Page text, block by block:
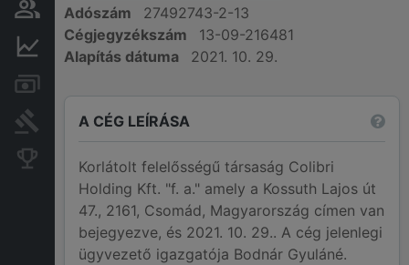
Személyek és tulajdonjog
Pénzügyi információk
Bírósági eljárások
Konkurens cégek
Adószám
27492743-2-13
Cégjegyzékszám
13-09-216481
Alapítás dátuma
2021. 10. 29.
A CÉG LEÍRÁSA
Korlátolt felelősségű társaság Colibri
Holding Kft. "f. a." amely a Kossuth Lajos út
47., 2161, Csomád, Magyarország címen van
bejegyezve, és 2021. 10. 29.. A cég jelenlegi
ügyvezető igazgatója Bodnár Gyuláné.